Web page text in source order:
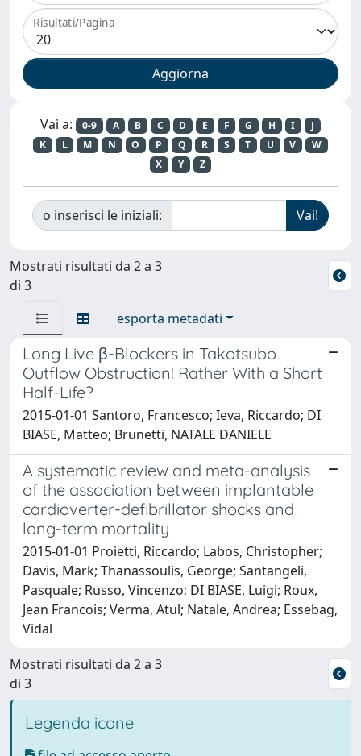
Risultati/Pagina
Vai a: 0-9 A B C D E F G H I
J
K
L M N O P Q R S T U V
W
X
Y Z
o inserisci le iniziali:
Mostrati risultati da 2 a 3
di 3
esporta metadati
Long Live β-Blockers in Takotsubo
Outflow Obstruction! Rather With a Short
Half-Life?
2015-01-01 Santoro, Francesco; Ieva, Riccardo; DI
BIASE, Matteo; Brunetti, NATALE DANIELE
A systematic review and meta-analysis
of the association between implantable
cardioverter-defibrillator shocks and
long-term mortality
2015-01-01 Proietti, Riccardo; Labos, Christopher;
Davis, Mark; Thanassoulis, George; Santangeli,
Pasquale; Russo, Vincenzo; DI BIASE, Luigi; Roux,
Jean Francois; Verma, Atul; Natale, Andrea; Essebag,
Vidal
Mostrati risultati da 2 a 3
di 3
Legenda icone